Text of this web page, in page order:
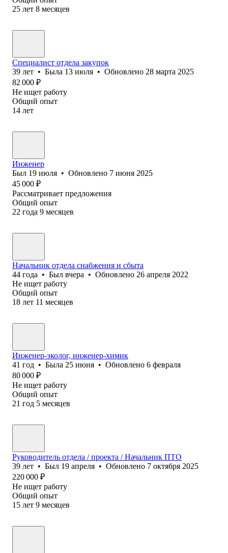
25 лет 8 месяцев
Специалист отдела закупок
39 лет • Была 13 июля • Обновлено 28 марта 2025
82 000 ₽
Не ищет работу
Общий опыт
14 лет
Инженер
Был 19 июля • Обновлено 7 июня 2025
45 000 ₽
Рассматривает предложения
Общий опыт
22 года 9 месяцев
Начальник отдела снабжения и сбыта
44 года • Был вчера • Обновлено 26 апреля 2022
Не ищет работу
Общий опыт
18 лет 11 месяцев
Инженер-эколог, инженер-химик
41 год • Была 25 июня • Обновлено 6 февраля
80 000 ₽
Не ищет работу
Общий опыт
21 год 5 месяцев
Руководитель отдела / проекта / Начальник ПТО
39 лет • Был 19 апреля • Обновлено 7 октября 2025
220 000 ₽
Не ищет работу
Общий опыт
15 лет 9 месяцев